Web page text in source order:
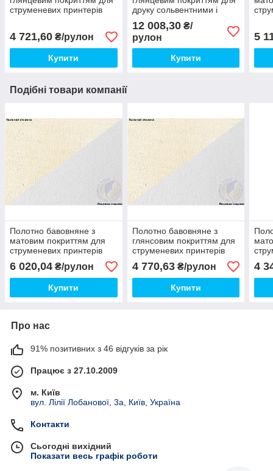
струменевих принтерів
4 721,60 ₴/рулон
Купити
друку сольвентними і
екосольвентними
чорнилом 1520 мм х 30 м
12 008,30₴/
рулон
Купити
5
Подібні товари компанії
Полотно бавовняне з
матовим покриттям для
струменевих принтерів
метрів
6 020,04 ₴/рулон
Купити
Полотно бавовняне з
глянсовим покриттям для
струменевих принтерів
метрів
4 770,63₴/рулон
Купити
4
Про нас
91% позитивних з 46 відгуків за рік
Працює з 27.10.2009
м. Київ
вул. Лілії Лобанової, 3а, Київ, Україна
Контакти
Сьогодні вихідний
Показати весь графік роботи